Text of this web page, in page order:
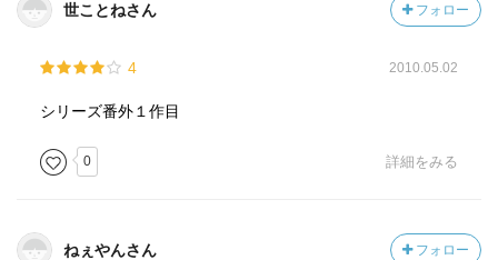
世ことねさん フォロー
4 2010.05.02
シリーズ番外１作目
0 詳細をみる
ねぇやんさん フォロー